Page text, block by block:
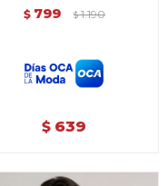
$ 799 $ 1.190
$ 639